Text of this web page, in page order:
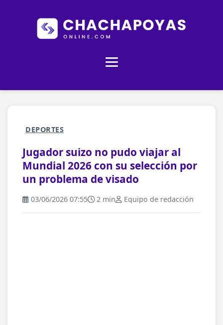
DEPORTES
Jugador suizo no pudo viajar al
Mundial 2026 con su selección por
un problema de visado
03/06/2026 07:55 2 min Equipo de redacción